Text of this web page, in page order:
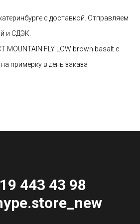
с доставкой. Отправляем
и СДЭК.
MOUNTAIN FLY LOW brown basalt с
примерку в день заказа
443 43 98